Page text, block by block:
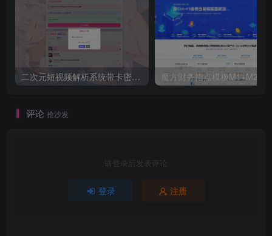
二次元短视频解析系统带卡密验证 智能视频分析 全新二次元聚合视频解析
评论 抢沙发
请登录后发表评论
登录 注册